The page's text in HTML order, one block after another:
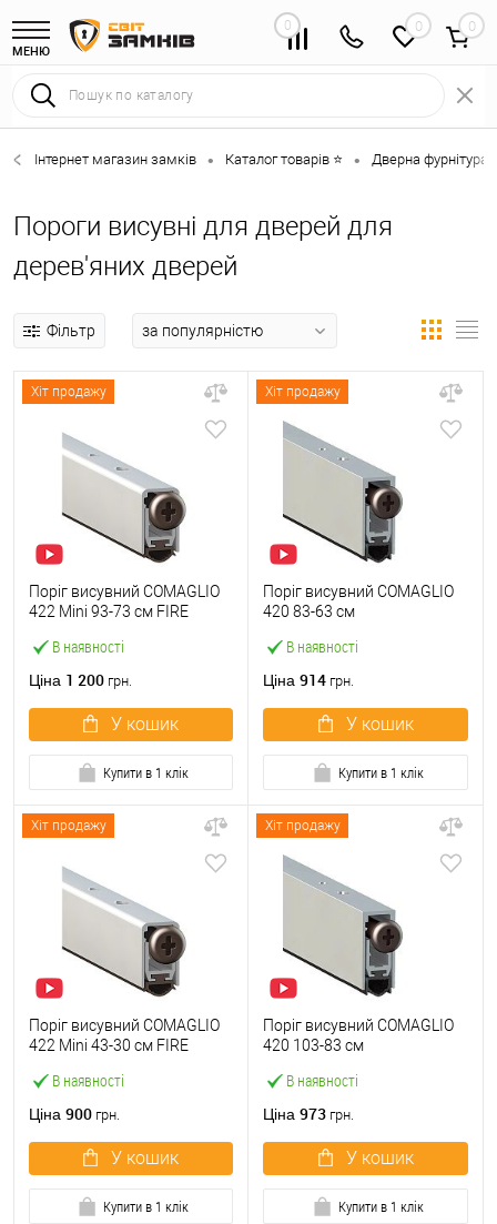
МЕНЮ
0 0
Інтернет магазин замків • Каталог товарів ⭐ • Дверна фурнітура
Пороги висувні для дверей для
дерев'яних дверей
Фільтр
Хіт продажу
В наявності
Поріг висувний COMAGLIO
422 Mini 93-73 cм FIRE
Ціна 1 200 грн.
У кошик
Купити в 1 клік
Хіт продажу
В наявності
Поріг висувний COMAGLIO
420 83-63 см
Ціна 914 грн.
У кошик
Купити в 1 клік
Хіт продажу
В наявності
Поріг висувний COMAGLIO
422 Mini 43-30 cм FIRE
Ціна 900 грн.
У кошик
Купити в 1 клік
Хіт продажу
В наявності
Поріг висувний COMAGLIO
420 103-83 см
Ціна 973 грн.
У кошик
Купити в 1 клік